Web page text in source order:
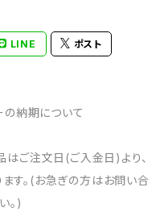
LINE ポスト
の納期について
はご注文日(ご入金日)より、
す。(お急ぎの方はお問い合
。)